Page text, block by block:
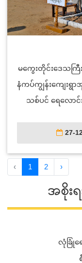
မကွေးတိုင်းဒေသကြီ
နံကပ်ကျွန်းကျေးရွာ
သစ်ပင် ရေလော
27-
‹ 1 2 ›
အစိုး
လုံခြုံရ